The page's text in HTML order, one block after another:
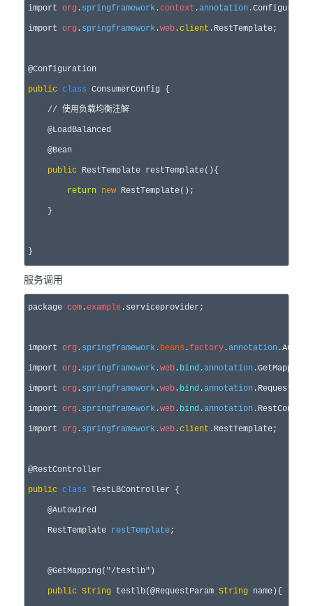
import org . springframework .context .annotation
import org . springframework .web .client .RestTemplate;
public class ConsumerConfig {
// 使用负载均衡注解
    @LoadBalanced
    @Bean
public RestTemplate restTemplate(){
return new RestTemplate();
    }
}
服务调用
package com .example .serviceprovider;
import org . springframework . beans .factory .annotation
import org . springframework .web . bind .annotation .GetMapping;
import org . springframework .web . bind .annotation
import org . springframework .web . bind .annotation
import org . springframework .web .client .RestTemplate;
public class TestLBController {
    @Autowired
    RestTemplate
restTemplate;
    @GetMapping(
"/testlb" )
public String testlb(@RequestParam String name){